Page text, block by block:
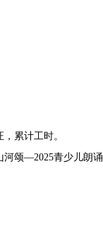
累计工时。
河颂—2025青少儿朗